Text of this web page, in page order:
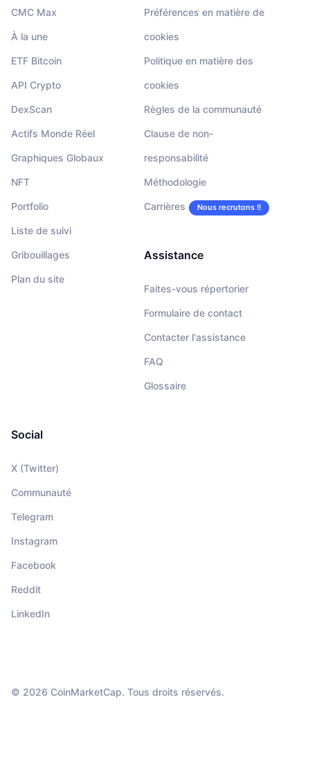
CMC Max
À la une
ETF Bitcoin
API Crypto
DexScan
Actifs Monde Réel
Graphiques Globaux
NFT
Portfolio
Liste de suivi
Gribouillages
Plan du site
Préférences en matière de
cookies
Politique en matière des
cookies
Règles de la communauté
Clause de non-
responsabilité
Méthodologie
Carrières Nous recrutons !!
Assistance
Faites-vous répertorier
Formulaire de contact
Contacter l'assistance
FAQ
Glossaire
Social
X (Twitter)
Communauté
Telegram
Instagram
Facebook
Reddit
LinkedIn
© 2026 CoinMarketCap. Tous droits réservés.